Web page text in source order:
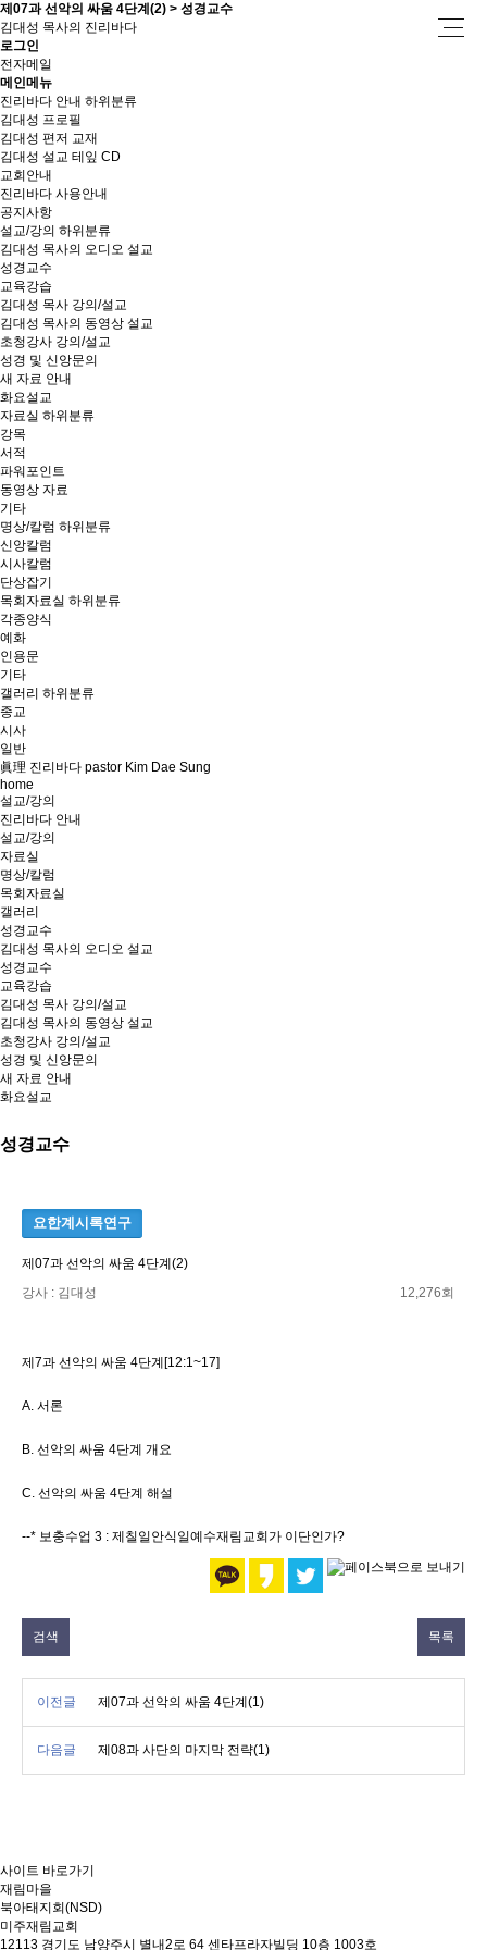
제07과 선악의 싸움 4단계(2) > 성경교수
김대성 목사의 진리바다
로그인
전자메일
메인메뉴
진리바다 안내 하위분류
김대성 프로필
김대성 편저 교재
김대성 설교 테잎 CD
교회안내
진리바다 사용안내
공지사항
설교/강의 하위분류
김대성 목사의 오디오 설교
성경교수
교육강습
김대성 목사 강의/설교
김대성 목사의 동영상 설교
초청강사 강의/설교
성경 및 신앙문의
새 자료 안내
화요설교
자료실 하위분류
강목
서적
파워포인트
동영상 자료
기타
명상/칼럼 하위분류
신앙칼럼
시사칼럼
단상잡기
목회자료실 하위분류
각종양식
예화
인용문
기타
갤러리 하위분류
종교
시사
일반
眞理 진리바다 pastor Kim Dae Sung
home
설교/강의
진리바다 안내
설교/강의
자료실
명상/칼럼
목회자료실
갤러리
성경교수
김대성 목사의 오디오 설교
성경교수
교육강습
김대성 목사 강의/설교
김대성 목사의 동영상 설교
초청강사 강의/설교
성경 및 신앙문의
새 자료 안내
화요설교
성경교수
요한계시록연구
제07과 선악의 싸움 4단계(2)
강사 : 김대성
12,276회
제7과 선악의 싸움 4단계[12:1~17]
A. 서론
B. 선악의 싸움 4단계 개요
C. 선악의 싸움 4단계 해설
--* 보충수업 3 : 제칠일안식일예수재림교회가 이단인가?
검색 목록
이전글 제07과 선악의 싸움 4단계(1)
다음글 제08과 사단의 마지막 전략(1)
사이트 바로가기
재림마을
북아태지회(NSD)
미주재림교회
12113 경기도 남양주시 별내2로 64 센타프라자빌딩 10층 1003호